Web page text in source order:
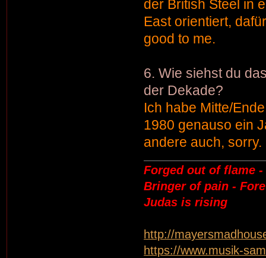
der British Steel in
East orientiert,
good to me.
6. Wie siehst du
der Dekade?
Ich habe Mitte/
1980 genauso ein
andere auch, sorry.
Forged out of flame
Bringer of pain -
Judas is rising
http://
https://www.musik-